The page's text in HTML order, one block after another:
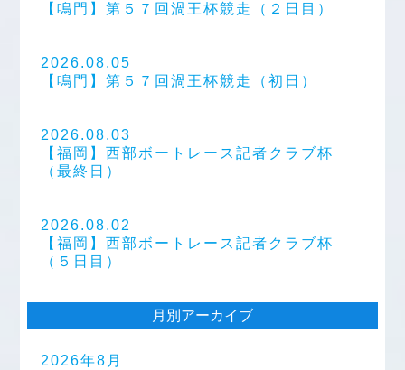
【鳴門】第５７回渦王杯競走（２日目）
2026.08.05
【鳴門】第５７回渦王杯競走（初日）
2026.08.03
【福岡】西部ボートレース記者クラブ杯
（最終日）
2026.08.02
【福岡】西部ボートレース記者クラブ杯
（５日目）
月別アーカイブ
2026年8月